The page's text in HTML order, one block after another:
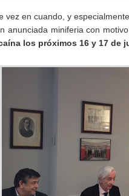
en cuando, y
anunciada miniferia con
los próximos 16 y 17 de